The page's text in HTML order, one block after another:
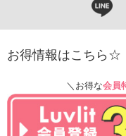
お得情報はこちら☆
＼お得な会員